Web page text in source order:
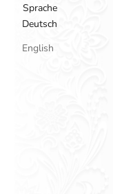
Sprache
Deutsch
English